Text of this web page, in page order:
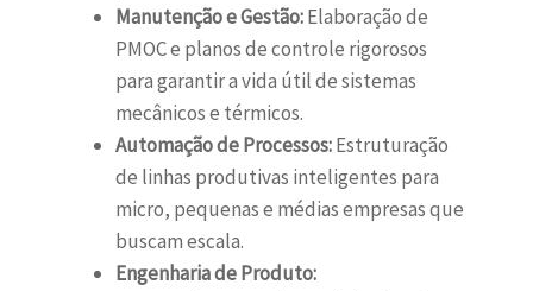
Manutenção e Gestão:Elaboração de
PMOC e planos de controle rigorosos
para garantir a vida útil de sistemas
mecânicos e térmicos.
Automação de Processos:Estruturação
de linhas produtivas inteligentes para
micro, pequenas e médias empresas que
buscam escala.
Engenharia de Produto: